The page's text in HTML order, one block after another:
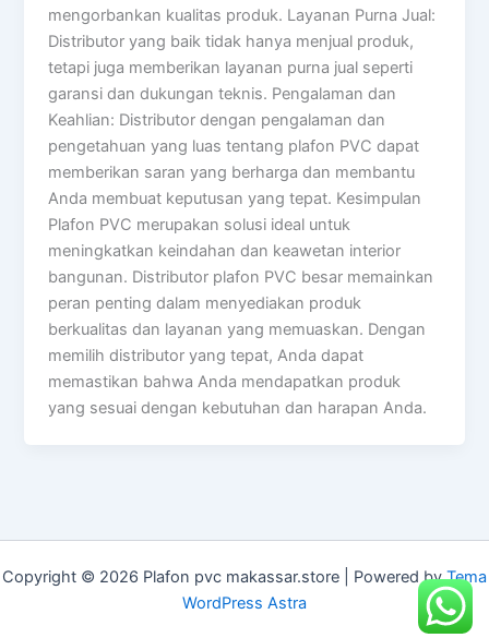
mengorbankan kualitas produk. Layanan Purna Jual:
Distributor yang baik tidak hanya menjual produk,
tetapi juga memberikan layanan purna jual seperti
garansi dan dukungan teknis. Pengalaman dan
Keahlian: Distributor dengan pengalaman dan
pengetahuan yang luas tentang plafon PVC dapat
memberikan saran yang berharga dan membantu
Anda membuat keputusan yang tepat. Kesimpulan
Plafon PVC merupakan solusi ideal untuk
meningkatkan keindahan dan keawetan interior
bangunan. Distributor plafon PVC besar memainkan
peran penting dalam menyediakan produk
berkualitas dan layanan yang memuaskan. Dengan
memilih distributor yang tepat, Anda dapat
memastikan bahwa Anda mendapatkan produk
yang sesuai dengan kebutuhan dan harapan Anda.
Copyright © 2026 Plafon pvc makassar.store | Powered byTema
WordPress Astra